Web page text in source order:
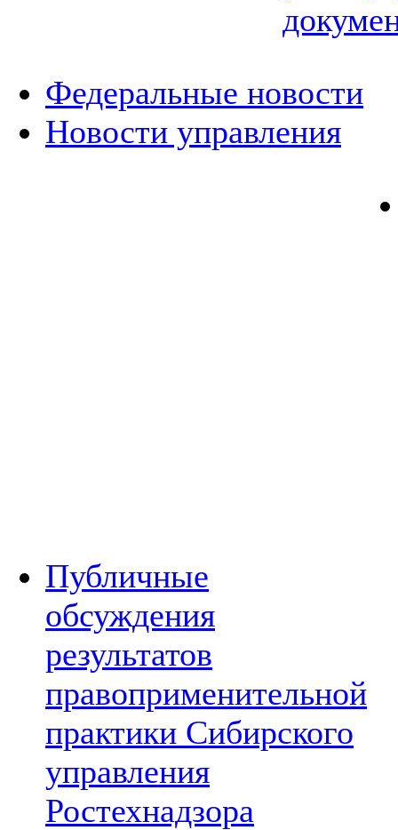
Федеральные новости
Новости управления
Публичные
обсуждения
результатов
правоприменительной
практики Сибирского
управления
Ростехнадзора